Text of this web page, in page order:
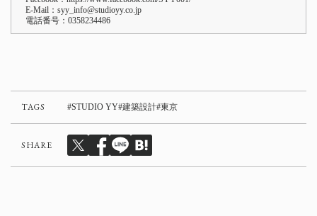
E-Mail：syy_info@studioyy.co.jp
電話番号：0358234486
TAGS STUDIO YY 建築設計 東京
SHARE